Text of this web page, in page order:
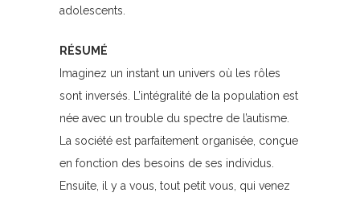
adolescents.
RÉSUMÉ
Imaginez un instant un univers où les rôles
sont inversés. L’intégralité de la population est
née avec un trouble du spectre de l’autisme.
La société est parfaitement organisée, conçue
en fonction des besoins de ses individus.
Ensuite, il y a vous, tout petit vous, qui venez